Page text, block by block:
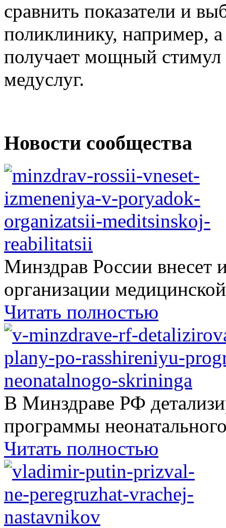
сравнить показатели и
поликлинику, например,
получает мощный
медуслуг.
Новости сообщества
Минздрав России внесет
организации
Читать полностью
В Минздраве РФ
программы
Читать полностью